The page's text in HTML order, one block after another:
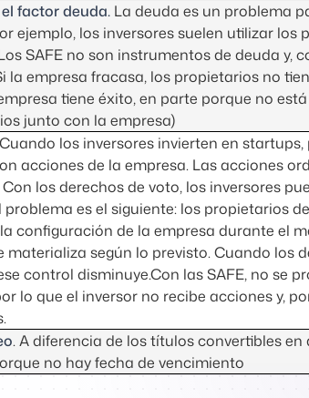
factor deuda. La deuda es un problema
ejemplo, los inversores suelen utilizar
SAFE no son instrumentos de deuda y,
la empresa fracasa, los propietarios no
tiene éxito, en parte porque no
junto con la empresa)
los inversores invierten en
acciones de la empresa. Las acciones
Con los derechos de voto, los inversores
problema es el siguiente: los propietarios
configuración de la empresa durante el
materializa según lo previsto. Cuando los
control disminuye.Con las SAFE, no se
lo que el inversor no recibe acciones y,
. A diferencia de los títulos convertibles
no hay fecha de vencimiento